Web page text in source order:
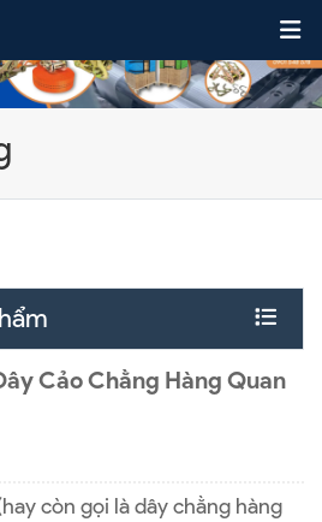
Cảo Chằng Hàng Quan
còn gọi là dây chằng hàng